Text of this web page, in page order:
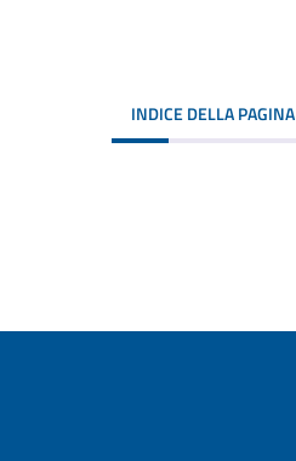
INDICE DELLA PAGINA